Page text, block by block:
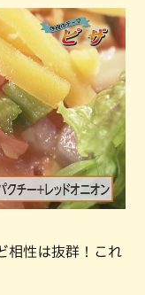
相性は抜群！これ